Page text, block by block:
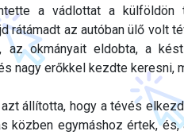
a vádlottat a
rátámadt az autóban ülő volt
az okmányait eldobta, a
nagy erőkkel kezdte keresni,
állította, hogy a tévés
közben egymáshoz értek,